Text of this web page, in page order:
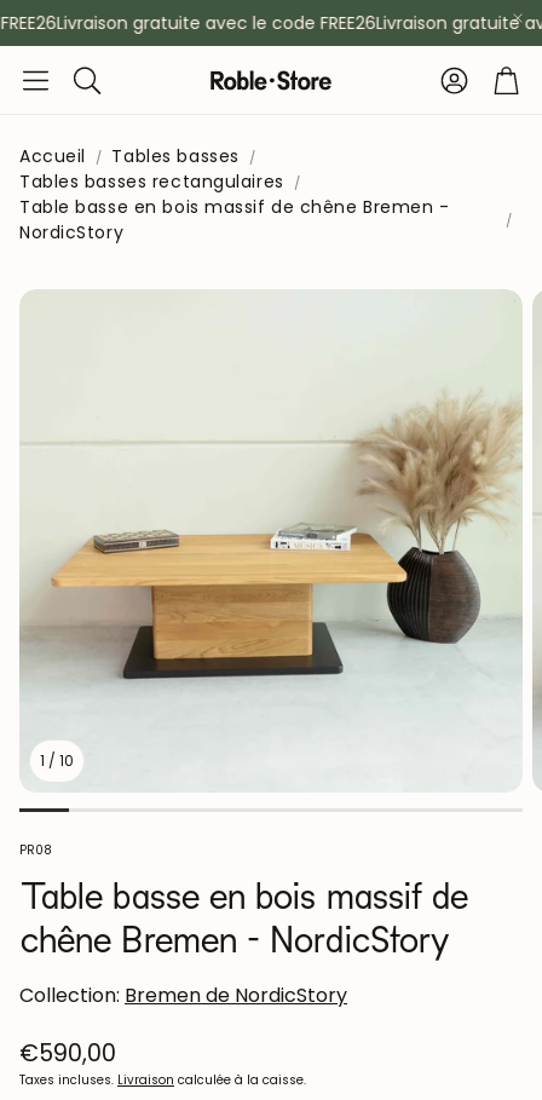
Livraison gratuite avec le code FREE26Livraison gratuite
Rechercher
Compte
Accueil
Tables basses
Tables basses rectangulaires
Table basse en bois massif de chêne Bremen -
NordicStory
1 / 10
SKU:
PR08
Table basse en bois massif de
chêne Bremen - NordicStory
Collection: Bremen de NordicStory
Prix
habituel
€590,00
Taxes incluses. Livraison calculée à la caisse.